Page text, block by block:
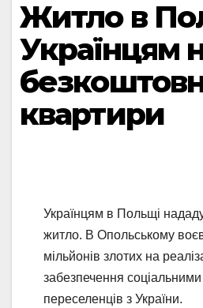
Житло в
Українцям
квартири
Українцям в Польщі
житло. В Опольському
мільйонів злотих на
забезпечення
переселенців з України.